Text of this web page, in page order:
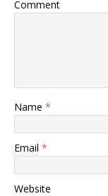
Comment
Name *
Email *
Website